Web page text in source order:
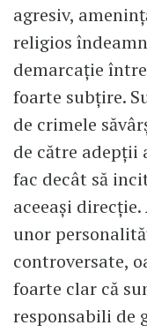
agresiv,
religios
demarcație
foarte subțire.
de crimele
de către adepții
fac decât să
aceeași
unor
controversate,
foarte clar că
responsabili de